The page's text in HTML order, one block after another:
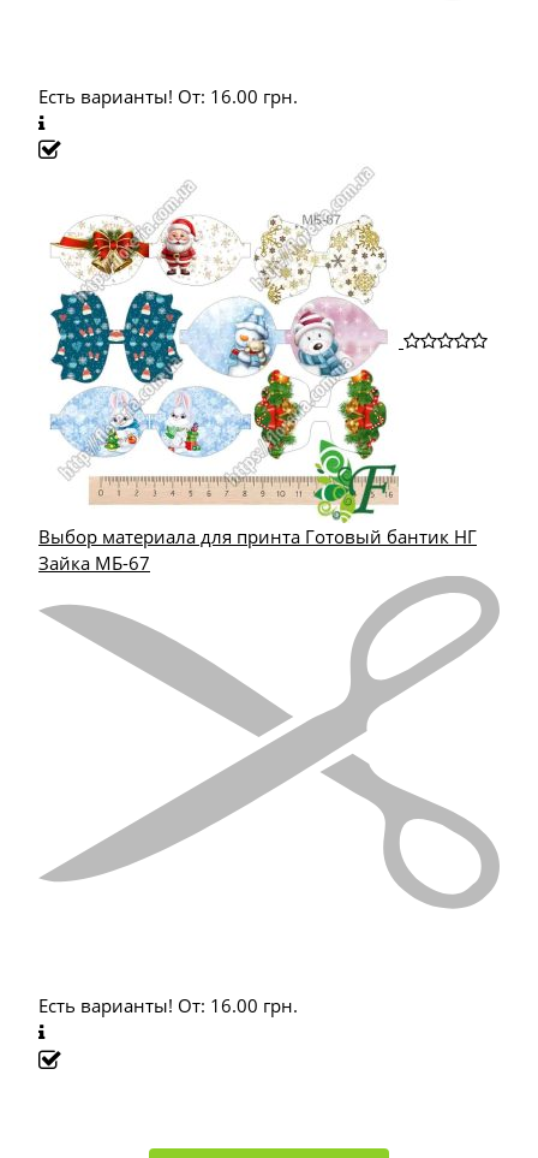
Есть варианты! От: 16.00 грн.
Выбор материала для принта Готовый бантик НГ
Зайка МБ-67
Есть варианты! От: 16.00 грн.